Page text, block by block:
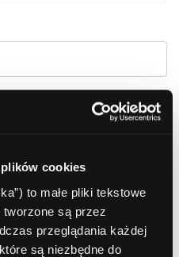
cookies
to małe pliki tekstowe
są przez
przeglądania każdej
są niezbędne do